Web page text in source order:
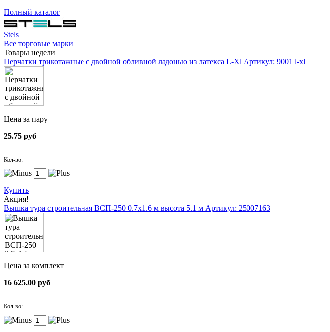
Полный каталог
Stels
Все торговые марки
Товары недели
Перчатки трикотажные с двойной обливной ладонью из латекса L-Xl Артикул: 9001 l-xl
Цена за пару
25.75 руб
Кол-во:
Купить
Акция!
Вышка тура строительная ВСП-250 0.7х1.6 м высота 5.1 м Артикул: 25007163
Цена за комплект
16 625.00 руб
Кол-во: